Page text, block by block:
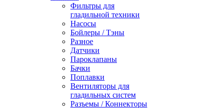
Фильтры для
гладильной техники
Насосы
Бойлеры / Тэны
Разное
Датчики
Пароклапаны
Бачки
Поплавки
Вентиляторы для
гладильных систем
Разъемы / Коннекторы